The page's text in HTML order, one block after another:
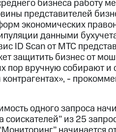
бизнеса работу
представителей
экономических
данными
ID Scan от МТС
защитить бизнес от
пор вручную собирают
-
одного запроса
из 25